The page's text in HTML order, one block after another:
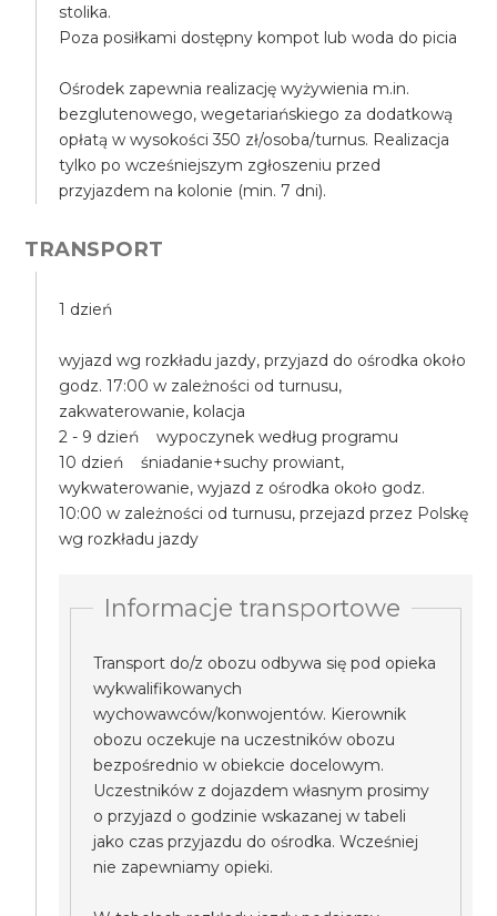
stolika.
Poza posiłkami dostępny kompot lub woda do picia
Ośrodek zapewnia realizację wyżywienia m.in.
bezglutenowego, wegetariańskiego za dodatkową
opłatą w wysokości 350 zł/osoba/turnus. Realizacja
tylko po wcześniejszym zgłoszeniu przed
przyjazdem na kolonie (min. 7 dni).
TRANSPORT
1 dzień
wyjazd wg rozkładu jazdy, przyjazd do ośrodka około
godz. 17:00 w zależności od turnusu,
zakwaterowanie, kolacja
2 - 9 dzień wypoczynek według programu
10 dzień śniadanie+suchy prowiant,
wykwaterowanie, wyjazd z ośrodka około godz.
10:00 w zależności od turnusu, przejazd przez Polskę
wg rozkładu jazdy
Informacje transportowe
Transport do/z obozu odbywa się pod opieka
wykwalifikowanych
wychowawców/konwojentów. Kierownik
obozu oczekuje na uczestników obozu
bezpośrednio w obiekcie docelowym.
Uczestników z dojazdem własnym prosimy
o przyjazd o godzinie wskazanej w tabeli
jako czas przyjazdu do ośrodka. Wcześniej
nie zapewniamy opieki.